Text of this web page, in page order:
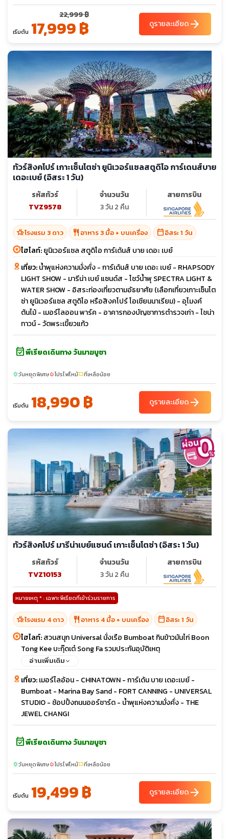
เริ่มต้น
22,999 ฿
17,999 ฿ ดูรายละเอียดarrow_forward
ทัวร์สิงคโปร์ เกาะเซ็นโตซ่า ยูนิเวอร์แซลสตูดิโอ การ์เดนส์บาย
เดอะเบย์ (อิสระ 1 วัน)
รหัสทัวร์
TVZ9578
จำนวนวัน
3 วัน 2 คืน
สายการบิน
hotel_classโรงแรม 3 ดาว restaurant อาหาร 3 มื้อ + บนเครื่อง calendar_todayอิสระ 1 วัน
ไฮไลท์:ยูนิเวอร์แซล สตูดิโอ การ์เด้นส์ บาย เดอะ เบย์
เที่ยว:น้ำพุแห่งความมั่งคั่ง - การ์เด้นส์ บาย เดอะ เบย์ - RHAPSODY
LIGHT SHOW - มารีน่า เบย์ แซนด์ส - โชว์น้ำพุ SPECTRA LIGHT &
WATER SHOW - อิสระท่องเที่ยวตามอัธยาศัย (เลือกเที่ยวเกาะเซ็นโต
ซ่า ยูนิเวอร์แซล สตูดิโอ หรือสิงคโปร์ โอเชียนนาเรียม) - อุโมงค์
ต้นไม้ - เมอร์ไลออน พาร์ค - อาคารกองบัญชาการตำรวจเก่า - ไชน่า
ทาวน์ - วัดพระเขี้ยวแก้ว
event_availableพีเรียดเดินทาง วันมาฆบูชา
sunnyวันหยุดพิเศษlocal_fire_departmentโปรไฟไหม้confirmation_numberที่เหลือน้อย
เริ่มต้น 18,990 ฿ ดูรายละเอียดarrow_forward
ทัวร์สิงคโปร์ มารีน่าเบย์แซนด์ เกาะเซ็นโตซ่า (อิสระ 1 วัน)
รหัสทัวร์
TVZ10153
จำนวนวัน
3 วัน 2 คืน
สายการบิน
หมายเหตุ * : เฉพาะพีเรียดที่เข้าร่วมรายการ
hotel_classโรงแรม 4 ดาว restaurant อาหาร 4 มื้อ + บนเครื่อง calendar_todayอิสระ 1 วัน
ไฮไลท์:สวนสนุก Universal นั่งเรือ Bumboat กินข้าวมันไก่ Boon
Tong Kee บะกุ๊ดเต๋ Song Fa รวมประกันอุบัติเหตุ
อ่านเพิ่มเติม
เที่ยว:เมอร์ไลอ้อน - CHINATOWN - การ์เด้น บาย เดอะเบย์ -
Bumboat - Marina Bay Sand - FORT CANNING - UNIVERSAL
STUDIO - ช้อปปิ้งถนนออร์ชาร์ด - น้ำพุแห่งความมั่งคั่ง - THE
JEWEL CHANGI
event_availableพีเรียดเดินทาง วันมาฆบูชา
sunnyวันหยุดพิเศษlocal_fire_departmentโปรไฟไหม้confirmation_numberที่เหลือน้อย
เริ่มต้น 19,499 ฿ ดูรายละเอียดarrow_forward